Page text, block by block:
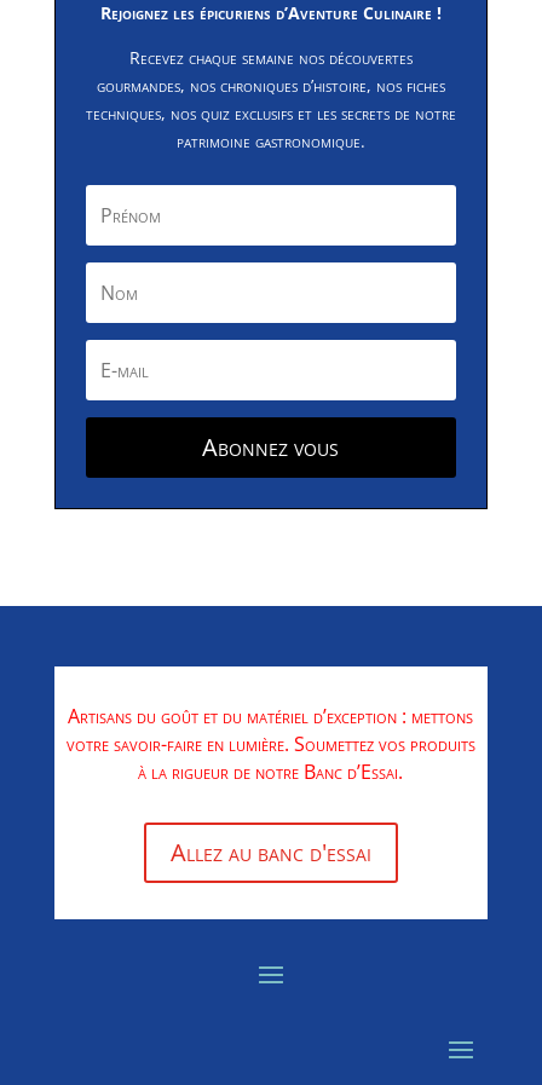
Rejoignez les épicuriens d’Aventure Culinaire !
Recevez chaque semaine nos découvertes
gourmandes, nos chroniques d’histoire, nos fiches
techniques, nos quiz exclusifs et les secrets de notre
patrimoine gastronomique.
Abonnez vous
Artisans du goût et du matériel d’exception : mettons
votre savoir-faire en lumière. Soumettez vos produits
à la rigueur de notre Banc d’Essai.
Allez au banc d'essai